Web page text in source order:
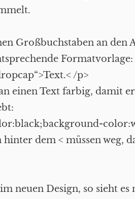
Großbuchstaben an den
Formatvorlage:
/p>
einen Text farbig, damit
hinter dem < müssen weg,
neuen Design, so sieht